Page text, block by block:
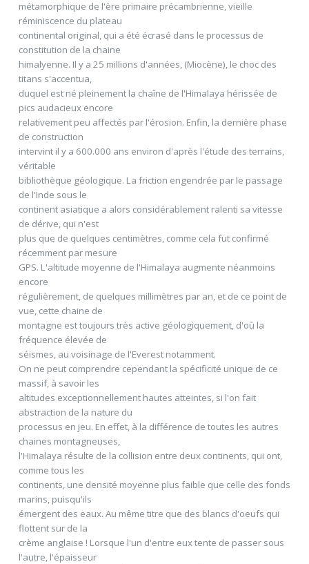
métamorphique de l'ère primaire précambrienne, vieille
réminiscence du plateau
continental original, qui a été écrasé dans le processus de
constitution de la chaine
himalyenne. Il y a 25 millions d'années, (Miocène), le choc des
titans s'accentua,
duquel est né pleinement la chaîne de l'Himalaya hérissée de
pics audacieux encore
relativement peu affectés par l'érosion. Enfin, la dernière phase
de construction
intervint il y a 600.000 ans environ d'après l'étude des terrains,
véritable
bibliothèque géologique. La friction engendrée par le passage
de l'Inde sous le
continent asiatique a alors considérablement ralenti sa vitesse
de dérive, qui n'est
plus que de quelques centimètres, comme cela fut confirmé
récemment par mesure
GPS. L'altitude moyenne de l'Himalaya augmente néanmoins
encore
régulièrement, de quelques millimètres par an, et de ce point de
vue, cette chaine de
montagne est toujours très active géologiquement, d'où la
fréquence élevée de
séismes, au voisinage de l'Everest notamment.
On ne peut comprendre cependant la spécificité unique de ce
massif, à savoir les
altitudes exceptionnellement hautes atteintes, si l'on fait
abstraction de la nature du
processus en jeu. En effet, à la différence de toutes les autres
chaines montagneuses,
l'Himalaya résulte de la collision entre deux continents, qui ont,
comme tous les
continents, une densité moyenne plus faible que celle des fonds
marins, puisqu'ils
émergent des eaux. Au même titre que des blancs d'oeufs qui
flottent sur de la
crème anglaise ! Lorsque l'un d'entre eux tente de passer sous
l'autre, l'épaisseur